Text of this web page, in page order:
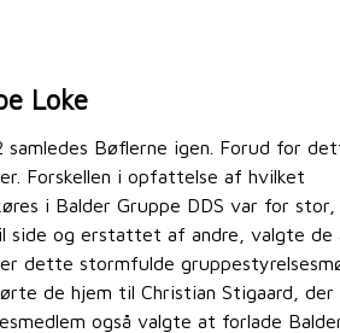
Loke
samledes Bøflerne igen. Forud for
Forskellen i opfattelse af hvilket
i Balder Gruppe DDS var for stor,
side og erstattet af andre, valgte de
dette stormfulde
de hjem til Christian Stigaard, der
også valgte at forlade